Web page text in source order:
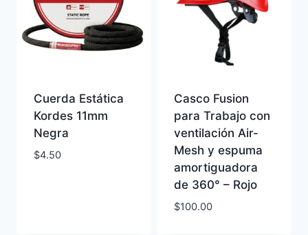
Cuerda Estática
Kordes 11mm
Negra
$4.50
Casco Fusion
para Trabajo con
ventilación Air-
Mesh y espuma
amortiguadora
de 360° – Rojo
$100.00